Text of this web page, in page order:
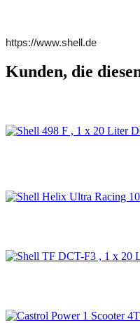
https://www.shell.de
Kunden, die